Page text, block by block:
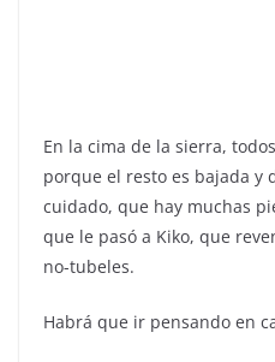
En la cima de la sierra,
porque el resto es bajada y
cuidado, que hay muchas
que le pasó a Kiko, que
no-tubeles.
Habrá que ir pensando en